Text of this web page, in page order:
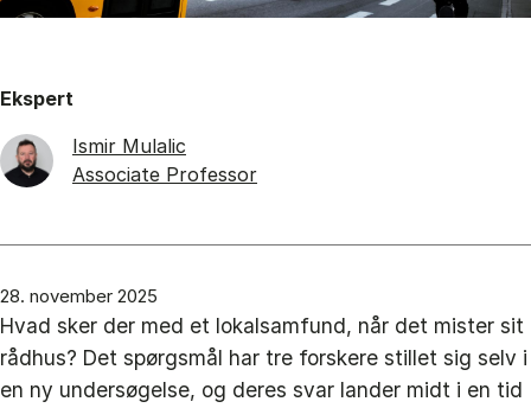
Ekspert
Ismir Mulalic
Associate Professor
28. november 2025
Hvad sker der med et lokalsamfund, når det mister sit
rådhus? Det spørgsmål har tre forskere stillet sig selv i
en ny undersøgelse, og deres svar lander midt i en tid